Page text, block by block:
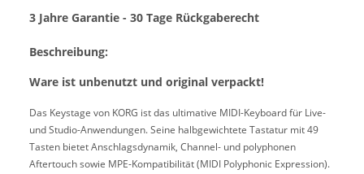
3 Jahre Garantie - 30 Tage Rückgaberecht
Beschreibung:
Ware ist unbenutzt und original verpackt!
Das Keystage von KORG ist das ultimative MIDI-Keyboard für Live-
und Studio-Anwendungen. Seine halbgewichtete Tastatur mit 49
Tasten bietet Anschlagsdynamik, Channel- und polyphonen
Aftertouch sowie MPE-Kompatibilität (MIDI Polyphonic Expression).